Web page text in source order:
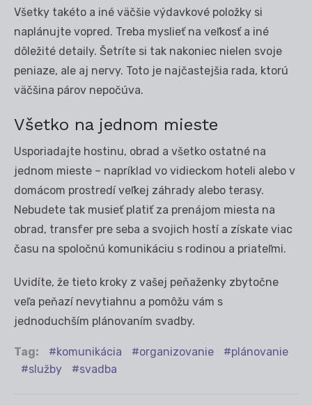
Všetky takéto a iné väčšie výdavkové položky si
naplánujte vopred. Treba myslieť na veľkosť a iné
dôležité detaily. Šetríte si tak nakoniec nielen svoje
peniaze, ale aj nervy. Toto je najčastejšia rada, ktorú
väčšina párov nepočúva.
Všetko na jednom mieste
Usporiadajte hostinu, obrad a všetko ostatné na
jednom mieste – napríklad vo vidieckom hoteli alebo v
domácom prostredí veľkej záhrady alebo terasy.
Nebudete tak musieť platiť za prenájom miesta na
obrad, transfer pre seba a svojich hostí a získate viac
času na spoločnú komunikáciu s rodinou a priateľmi.
Uvidíte, že tieto kroky z vašej peňaženky zbytočne
veľa peňazí nevytiahnu a pomôžu vám s
jednoduchším plánovaním svadby.
Tag: komunikácia organizovanie
plánovanie
služby
svadba